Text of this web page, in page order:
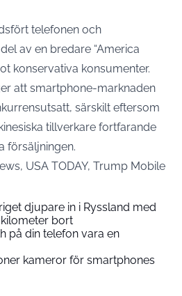
telefonen och
av en bredare “America
konservativa konsumenter.
att smartphone-marknaden
särskilt eftersom
tillverkare fortfarande
försäljningen.
USA TODAY, Trump Mobile
djupare in i Ryssland med
bort
på din telefon vara en
kameror för smartphones